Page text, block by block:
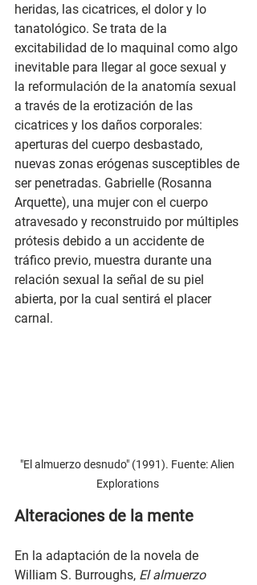
heridas, las cicatrices, el dolor y lo
tanatológico. Se trata de la
excitabilidad de lo maquinal como algo
inevitable para llegar al goce sexual y
la reformulación de la anatomía sexual
a través de la erotización de las
cicatrices y los daños corporales:
aperturas del cuerpo desbastado,
nuevas zonas erógenas susceptibles de
ser penetradas. Gabrielle (Rosanna
Arquette), una mujer con el cuerpo
atravesado y reconstruido por múltiples
prótesis debido a un accidente de
tráfico previo, muestra durante una
relación sexual la señal de su piel
abierta, por la cual sentirá el placer
carnal.
"El almuerzo desnudo" (1991). Fuente: Alien
Explorations
Alteraciones de la mente
En la adaptación de la novela de
William S. Burroughs, El almuerzo